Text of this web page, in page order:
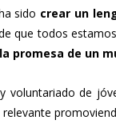
sido crear un
que todos
promesa de un
voluntariado de